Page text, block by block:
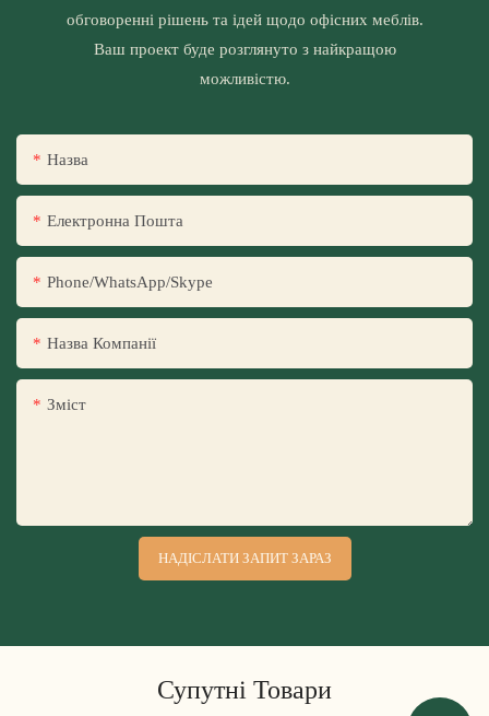
обговоренні рішень та ідей щодо офісних меблів.
Ваш проект буде розглянуто з найкращою
можливістю.
Назва
Електронна Пошта
Phone/WhatsApp/Skype
Назва Компанії
Зміст
НАДІСЛАТИ ЗАПИТ ЗАРАЗ
Супутні Товари